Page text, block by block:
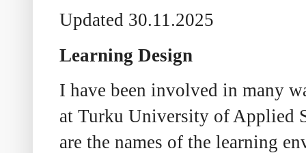
Updated 30.11.2025
Learning Design
I have been involved in many
at Turku University of Applied
are the names of the learning